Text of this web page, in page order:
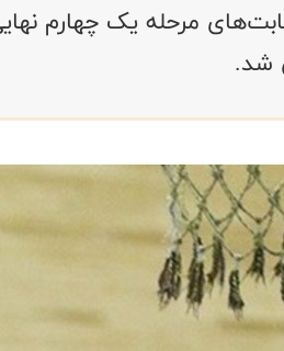
مرحله یک چهارم